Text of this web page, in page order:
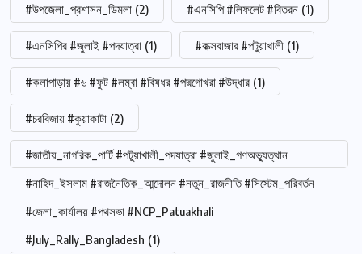
#উপজেলা_প্রশাসন_ডিমলা (2) #এনসিপি #লিফলেট #বিতরন (1)
#এনসিপির #জুলাই #পদযাত্রা (1) #কক্সবাজার #পটুয়াখালী (1)
#কলাপাড়ায় #৬ #ফুট #লম্বা #বিষধর #পদ্মগোখরা #উদ্ধার (1)
#চরবিজায় #কুয়াকাটা (2)
#জাতীয়_নাগরিক_পার্টি #পটুয়াখালী_পদযাত্রা #জুলাই_গণঅভ্যুত্থান
#নাহিদ_ইসলাম #রাজনৈতিক_আন্দোলন #নতুন_রাজনীতি #সিস্টেম_পরিবর্তন
#জেলা_কার্যালয় #পথসভা #NCP_Patuakhali
#July_Rally_Bangladesh (1)